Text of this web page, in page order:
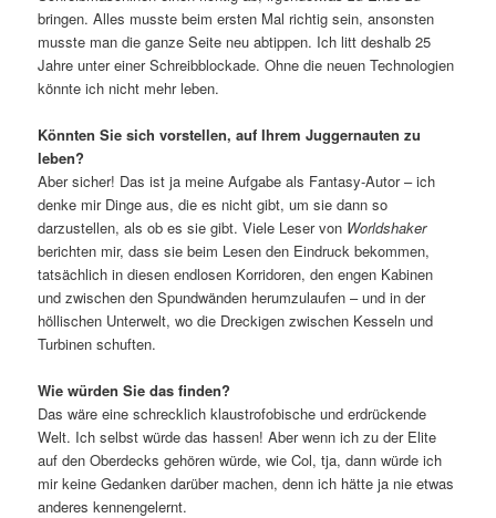
bringen. Alles musste beim ersten Mal richtig sein, ansonsten
musste man die ganze Seite neu abtippen. Ich litt deshalb 25
Jahre unter einer Schreibblockade. Ohne die neuen Technologien
könnte ich nicht mehr leben.
Könnten Sie sich vorstellen, auf Ihrem Juggernauten zu
leben?
Aber sicher! Das ist ja meine Aufgabe als Fantasy-Autor – ich
denke mir Dinge aus, die es nicht gibt, um sie dann so
darzustellen, als ob es sie gibt. Viele Leser von Worldshaker
berichten mir, dass sie beim Lesen den Eindruck bekommen,
tatsächlich in diesen endlosen Korridoren, den engen Kabinen
und zwischen den Spundwänden herumzulaufen – und in der
höllischen Unterwelt, wo die Dreckigen zwischen Kesseln und
Turbinen schuften.
Wie würden Sie das finden?
Das wäre eine schrecklich klaustrofobische und erdrückende
Welt. Ich selbst würde das hassen! Aber wenn ich zu der Elite
auf den Oberdecks gehören würde, wie Col, tja, dann würde ich
mir keine Gedanken darüber machen, denn ich hätte ja nie etwas
anderes kennengelernt.